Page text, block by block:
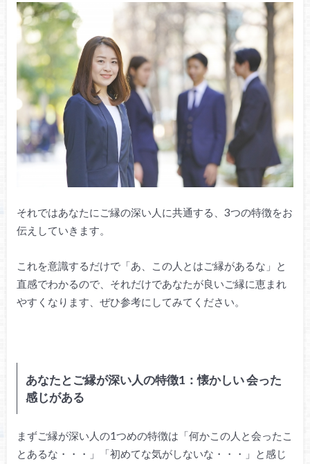
それではあなたにご縁の深い人に共通する、3つの特徴をお
伝えしていきます。
これを意識するだけで「あ、この人とはご縁があるな」と
直感でわかるので、それだけであなたが良いご縁に恵まれ
やすくなります、ぜひ参考にしてみてください。
あなたとご縁が深い人の特徴1：懐かしい 会った
感じがある
まずご縁が深い人の1つめの特徴は「何かこの人と会ったこ
とあるな・・・」「初めてな気がしないな・・・」と感じ